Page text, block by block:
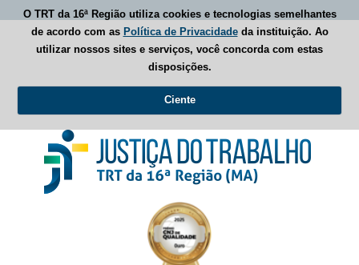
O TRT da 16ª Região utiliza cookies e tecnologias semelhantes
de acordo com as Política de Privacidadeda instituição. Ao
utilizar nossos sites e serviços, você concorda com estas
disposições.
Ciente